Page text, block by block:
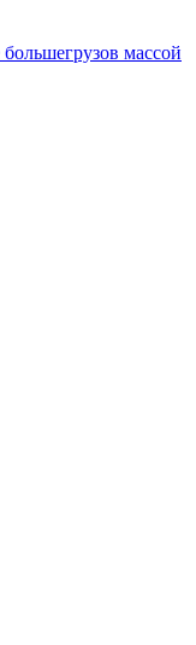
массой